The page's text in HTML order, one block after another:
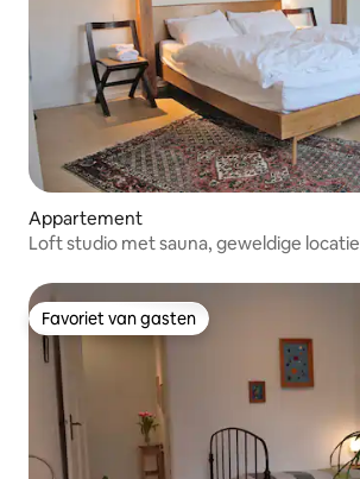
Appartement
Loft studio met sauna, geweldige locatie
Favoriet van gasten
Favoriet van gasten